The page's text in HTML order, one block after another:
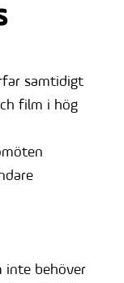
samtidigt
film i hög
inte behöver